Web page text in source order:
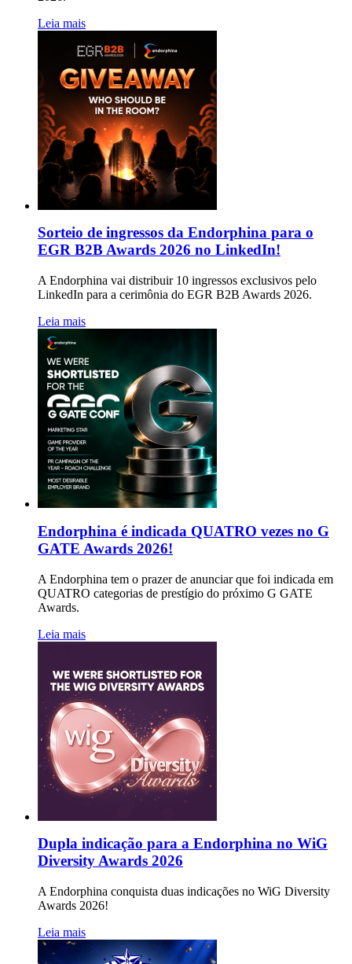
Leia mais
Sorteio de ingressos da Endorphina para o
EGR B2B Awards 2026 no LinkedIn!
A Endorphina vai distribuir 10 ingressos exclusivos pelo
LinkedIn para a cerimônia do EGR B2B Awards 2026.
Leia mais
Endorphina é indicada QUATRO vezes no G
GATE Awards 2026!
A Endorphina tem o prazer de anunciar que foi indicada em
QUATRO categorias de prestígio do próximo G GATE
Awards.
Leia mais
Dupla indicação para a Endorphina no WiG
Diversity Awards 2026
A Endorphina conquista duas indicações no WiG Diversity
Awards 2026!
Leia mais